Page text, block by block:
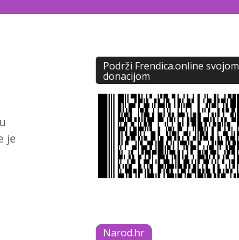
je
Podrži Frendica.online svojom
donacijom
Narod.hr